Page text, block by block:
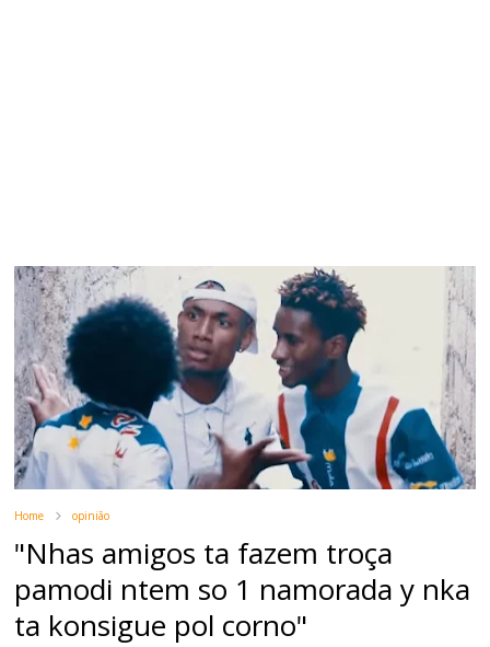
Home opinião
"Nhas amigos ta fazem troça
pamodi ntem so 1 namorada y nka
ta konsigue pol corno"